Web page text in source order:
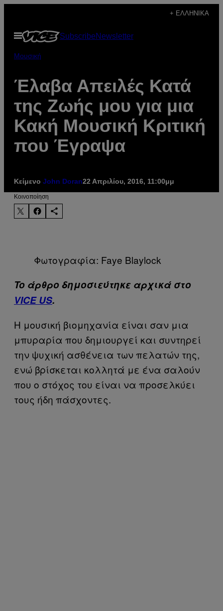
περιεχόμενο
+ ΕΛΛΗΝΙΚΆ
Ανοίξτε
SubscribeNewsletter
Μουσική
Έλαβα Απειλές Κατά
της Ζωής μου για μια
Κακή Μουσική Κριτική
που Έγραψα
Κείμενο John Doran22 Απριλίου, 2016, 11:00μμ
Kοινοποίηση
Φωτογραφία: Faye Blaylock
To άρθρο δημοσιεύτηκε αρχικά στο
VICE US.
Η μουσική βιομηχανία είναι σαν μια
μπυραρία που δημιουργεί και συντηρεί
την ψυχική ασθένεια των πελατών της,
ενώ βρίσκεται κολλητά με ένα σαλούν
που ο στόχος του είναι να προσελκύει
τους ήδη πάσχοντες.